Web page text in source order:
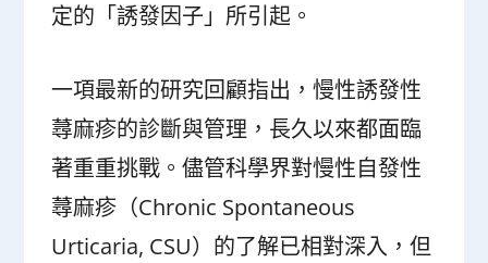
定的「誘發因子」所引起。
一項最新的研究回顧指出，慢性誘發性
蕁麻疹的診斷與管理，長久以來都面臨
著重重挑戰。儘管科學界對慢性自發性
蕁麻疹（Chronic Spontaneous
Urticaria, CSU）的了解已相對深入，但